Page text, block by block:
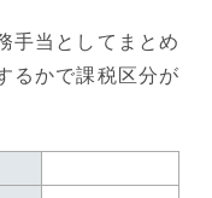
手当としてまとめ
るかで課税区分が